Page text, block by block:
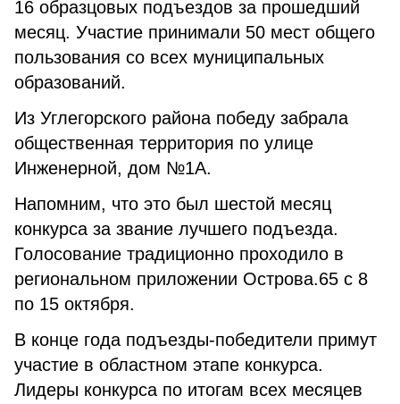
16 образцовых подъездов за прошедший
месяц. Участие принимали 50 мест общего
пользования со всех муниципальных
образований.
Из Углегорского района победу забрала
общественная территория по улице
Инженерной, дом №1А.
Напомним, что это был шестой месяц
конкурса за звание лучшего подъезда.
Голосование традиционно проходило в
региональном приложении Острова.65 с 8
по 15 октября.
В конце года подъезды-победители примут
участие в областном этапе конкурса.
Лидеры конкурса по итогам всех месяцев